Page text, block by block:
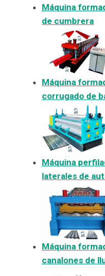
Máquina
de cumbrera
Máquina
corrugado de
Máquina
laterales de
Máquina
canalones de